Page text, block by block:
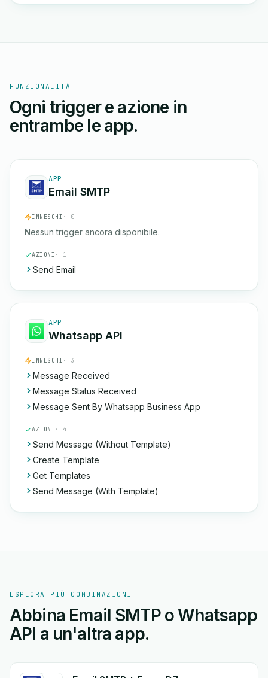
FUNZIONALITÀ
Ogni trigger e azione in
entrambe le app.
APP
Email SMTP
INNESCHI · 0
Nessun trigger ancora disponibile.
AZIONI · 1
Send Email
APP
Whatsapp API
INNESCHI · 3
Message Received
Message Status Received
Message Sent By Whatsapp Business App
AZIONI · 4
Send Message (Without Template)
Create Template
Get Templates
Send Message (With Template)
ESPLORA PIÙ COMBINAZIONI
Abbina Email SMTP o Whatsapp
API a un'altra app.